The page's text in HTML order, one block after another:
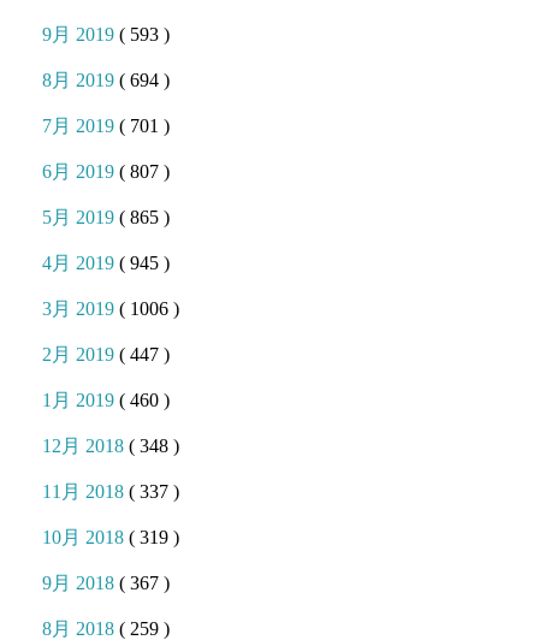
9月 2019( 593 )
8月 2019( 694 )
7月 2019( 701 )
6月 2019( 807 )
5月 2019( 865 )
4月 2019( 945 )
3月 2019( 1006 )
2月 2019( 447 )
1月 2019( 460 )
12月 2018( 348 )
11月 2018( 337 )
10月 2018( 319 )
9月 2018( 367 )
8月 2018( 259 )